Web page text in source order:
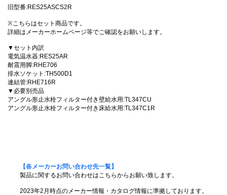
旧型番:RES25ASCS2R
※こちらはセット商品です。
詳細はメーカーホームページ等でご確認をお願いします。
▼セット内訳
電気温水器:RES25AR
耐震用脚:RHE706
排水ソケット:TH500D1
連結管:RHE716R
▼必要別売品
アングル形止水栓フィルター付き壁給水用:TL347CU
アングル形止水栓フィルター付き床給水用:TL347C1R
【各メーカーお問い合わせ先一覧】
製品に関するお問い合わせはこちらからお願い致します。
2023年2月時点のメーカー情報・カタログ情報に準拠しております。